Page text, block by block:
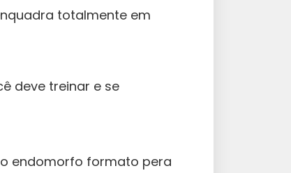
totalmente em
deve treinar e se